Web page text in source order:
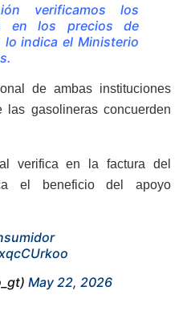
verificamos los
en los precios de
lo indica el Ministerio
de ambas instituciones
gasolineras concuerden
verifica en la factura del
el beneficio del apoyo
May 22, 2026